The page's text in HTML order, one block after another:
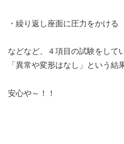
・繰り返し座面に圧力をかける
などなど、４項目の試験をして
「異常や変形はなし」という結
安心や～！！